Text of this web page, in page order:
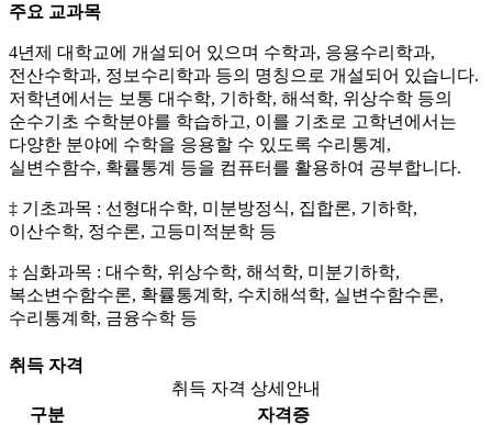
주요 교과목
4년제 대학교에 개설되어 있으며 수학과, 응용수리학과,
전산수학과, 정보수리학과 등의 명칭으로 개설되어 있습니다.
저학년에서는 보통 대수학, 기하학, 해석학, 위상수학 등의
순수기초 수학분야를 학습하고, 이를 기초로 고학년에서는
다양한 분야에 수학을 응용할 수 있도록 수리통계,
실변수함수, 확률통계 등을 컴퓨터를 활용하여 공부합니다.
‡ 기초과목 : 선형대수학, 미분방정식, 집합론, 기하학,
이산수학, 정수론, 고등미적분학 등
‡ 심화과목 : 대수학, 위상수학, 해석학, 미분기하학,
복소변수함수론, 확률통계학, 수치해석학, 실변수함수론,
수리통계학, 금융수학 등
취득 자격
취득 자격 상세안내
구분
자격증